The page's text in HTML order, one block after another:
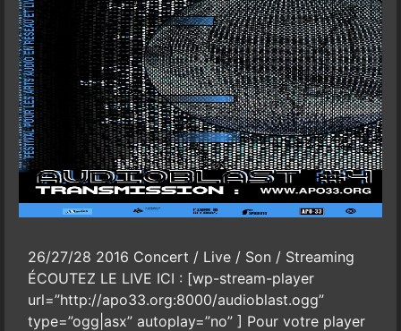
26/27/28 2016 Concert / Live / Son / Streaming
ÉCOUTEZ LE LIVE ICI : [wp-stream-player
url=”http://apo33.org:8000/audioblast.ogg”
type=”ogg|asx” autoplay=”no” ] Pour votre player